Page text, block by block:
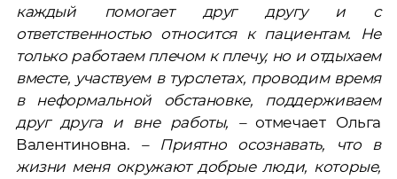
каждый помогает друг другу и с
ответственностью относится к пациентам. Не
только работаем плечом к плечу, но и отдыхаем
вместе, участвуем в турслетах, проводим время
в неформальной обстановке, поддерживаем
друг друга и вне работы, –отмечает Ольга
Валентиновна. – Приятно осознавать, что в
жизни меня окружают добрые люди, которые,